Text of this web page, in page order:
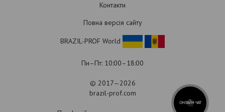
Контакти
Повна версія сайту
BRAZIL-PROF World
Пн–Пт: 10:00–18:00
© 2017—2026
brazil-prof.com
ОНЛАЙН ЧАТ